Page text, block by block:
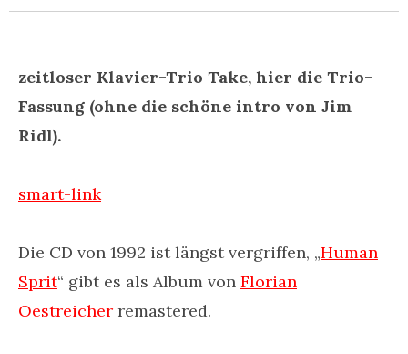
zeitloser Klavier-Trio Take, hier die Trio-
Fassung (ohne die schöne intro von Jim
Ridl).
smart-link
Die CD von 1992 ist längst vergriffen, „Human
Sprit“ gibt es als Album von Florian
Oestreicher remastered.